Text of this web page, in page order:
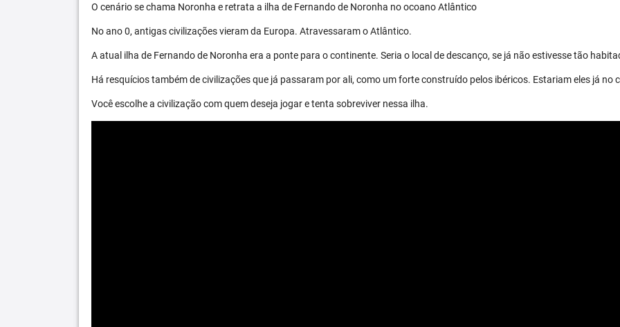
O cenário se chama Noronha e retrata a ilha de Fernando de Noronha no ocoano Atlântico
No ano 0, antigas civilizações vieram da Europa. Atravessaram o Atlântico.
A atual ilha de Fernando de Noronha era a ponte para o continente. Seria o local de descanço, se já não estivesse tão
Há resquícios também de civilizações que já passaram por ali, como um forte construído pelos ibéricos. Estariam eles já no
Você escolhe a civilização com quem deseja jogar e tenta sobreviver nessa ilha.